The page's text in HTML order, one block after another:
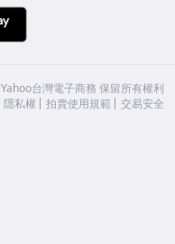
Yahoo台灣電子商務 保留所有權利
隱私權 拍賣使用規範 交易安全